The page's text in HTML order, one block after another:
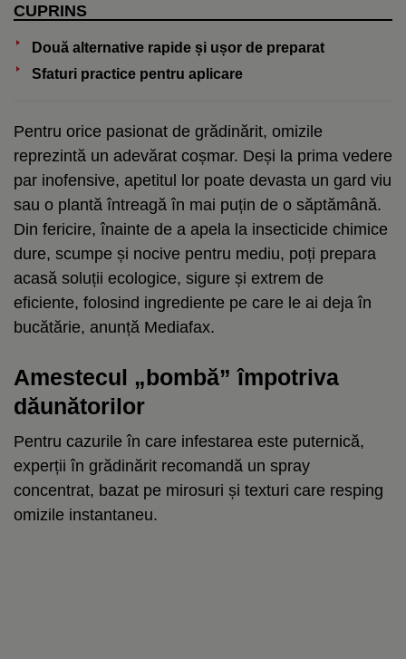
CUPRINS
Două alternative rapide și ușor de preparat
Sfaturi practice pentru aplicare
Pentru orice pasionat de grădinărit, omizile
reprezintă un adevărat coșmar. Deși la prima vedere
par inofensive, apetitul lor poate devasta un gard viu
sau o plantă întreagă în mai puțin de o săptămână.
Din fericire, înainte de a apela la insecticide chimice
dure, scumpe și nocive pentru mediu, poți prepara
acasă soluții ecologice, sigure și extrem de
eficiente, folosind ingrediente pe care le ai deja în
bucătărie, anunță Mediafax.
Amestecul „bombă” împotriva
dăunătorilor
Pentru cazurile în care infestarea este puternică,
experții în grădinărit recomandă un spray
concentrat, bazat pe mirosuri și texturi care resping
omizile instantaneu.